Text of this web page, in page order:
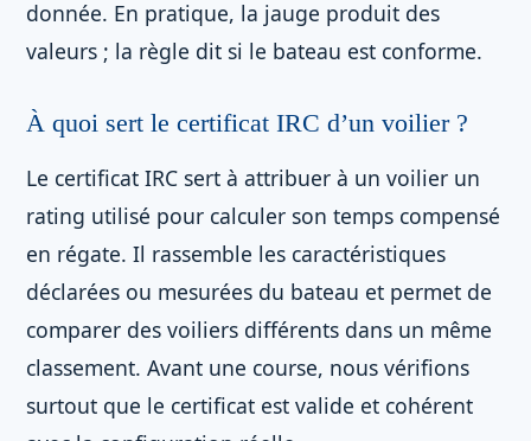
donnée. En pratique, la jauge produit des
valeurs ; la règle dit si le bateau est conforme.
À quoi sert le certificat IRC d’un voilier ?
Le certificat IRC sert à attribuer à un voilier un
rating utilisé pour calculer son temps compensé
en régate. Il rassemble les caractéristiques
déclarées ou mesurées du bateau et permet de
comparer des voiliers différents dans un même
classement. Avant une course, nous vérifions
surtout que le certificat est valide et cohérent